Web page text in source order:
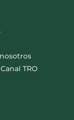
TRO